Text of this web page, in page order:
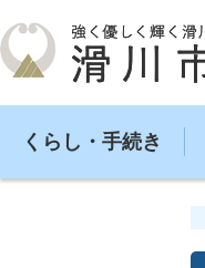
くらし・手続き